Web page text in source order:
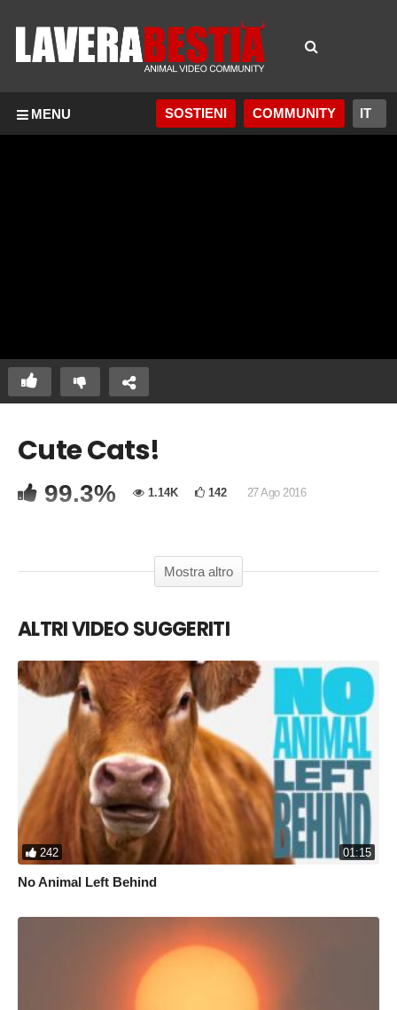
MENU SOSTIENI COMMUNITY
Copia Codice Embed
Cute Cats!
99.3% 1.14K 142 27 Ago 2016
Mostra altro
ALTRI VIDEO SUGGERITI
242 01:15
No Animal Left Behind